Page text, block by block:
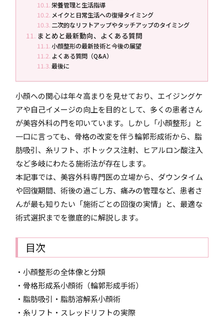
栄養管理と生活指導
メイクと日常生活への復帰タイミング
二次的なリフトアップやタッチアップのタイミング
まとめと最新動向、よくある質問
小顔整形の最新技術と今後の展望
よくある質問（Q&A）
最後に
小顔への関心は年々高まりを見せており、エイジングケ
アや自己イメージの向上を目的として、多くの患者さん
が美容外科の門を叩いています。しかし「小顔整形」と
一口に言っても、骨格の改変を伴う輪郭形成術から、脂
肪吸引、糸リフト、ボトックス注射、ヒアルロン酸注入
など多岐にわたる施術法が存在します。
本記事では、美容外科専門医の立場から、ダウンタイム
や回復期間、術後の過ごし方、痛みの管理など、患者さ
んが最も知りたい「施術ごとの回復の実情」と、最適な
術式選択までを徹底的に解説します。
目次
・小顔整形の全体像と分類
・骨格形成系小顔術（輪郭形成手術）
・脂肪吸引・脂肪溶解系小顔術
・糸リフト・スレッドリフトの実際